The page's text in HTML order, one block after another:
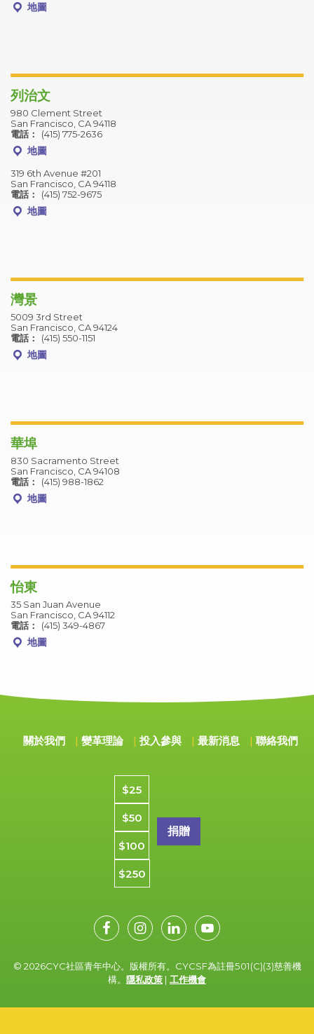
地圖
列治文
980 Clement Street
San Francisco, CA 94118
電話：
(415) 775-2636
地圖
319 6th Avenue #201
San Francisco, CA 94118
電話：
(415) 752-9675
地圖
灣景
5009 3rd Street
San Francisco, CA 94124
電話：
(415) 550-1151
地圖
華埠
830 Sacramento Street
San Francisco, CA 94108
電話：
(415) 988-1862
地圖
怡東
35 San Juan Avenue
San Francisco, CA 94112
電話：
(415) 349-4867
地圖
關於我們 變革理論 投入參與 最新消息 聯絡我們
捐款金額
$25
$50
$100
$250
© 2026CYC社區青年中心。版權所有。CYCSF為註冊501(C)(3)慈善機
構。 隱私政策 | 工作機會